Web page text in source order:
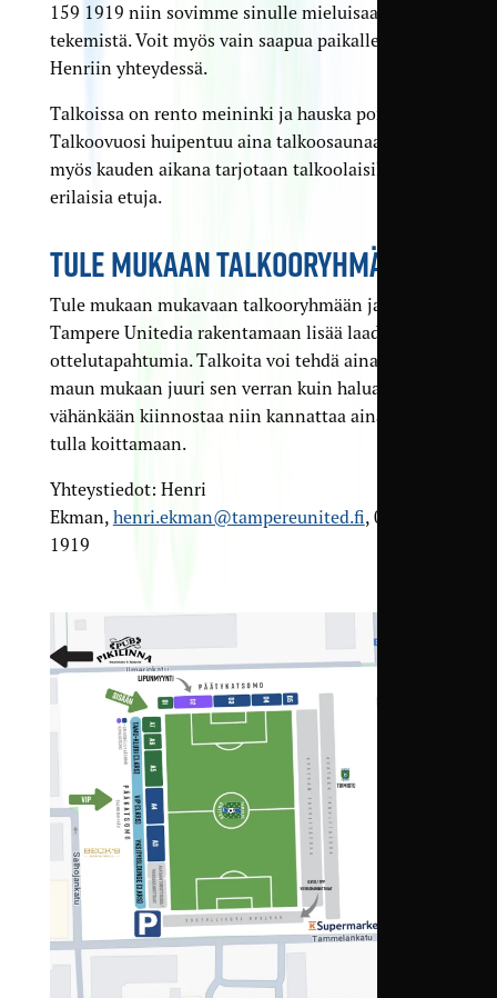
159 1919 niin sovimme sinulle mieluisaa
tekemistä. Voit myös vain saapua paikalle ja olla
Henriin yhteydessä.
Talkoissa on rento meininki ja hauska porukka.
Talkoovuosi huipentuu aina talkoosaunaan, ja
myös kauden aikana tarjotaan talkoolaisille
erilaisia etuja.
TULE MUKAAN TALKOORYHMÄÄN
Tule mukaan mukavaan talkooryhmään ja auta
Tampere Unitedia rakentamaan lisää laadukkaita
ottelutapahtumia. Talkoita voi tehdä aina oman
maun mukaan juuri sen verran kuin haluaa. Jos
vähänkään kiinnostaa niin kannattaa ainakin
tulla koittamaan.
Yhteystiedot: Henri
Ekman, henri.ekman@tampereunited.fi, 040 159
1919